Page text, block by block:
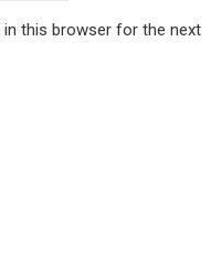
in this browser for the next